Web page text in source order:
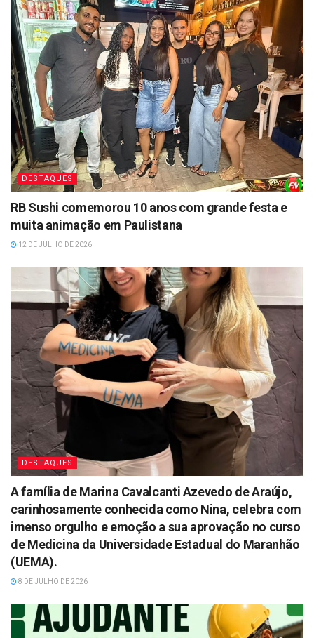
DESTAQUES
RB Sushi comemorou 10 anos com grande festa e
muita animação em Paulistana
12 DE JULHO DE 2026
DESTAQUES
A família de Marina Cavalcanti Azevedo de Araújo,
carinhosamente conhecida como Nina, celebra com
imenso orgulho e emoção a sua aprovação no curso
de Medicina da Universidade Estadual do Maranhão
(UEMA).
8 DE JULHO DE 2026